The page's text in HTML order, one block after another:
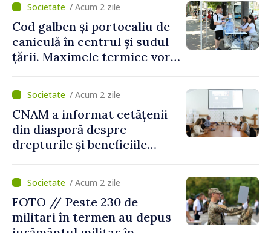
/ Acum 2 zile
Cod galben și portocaliu de
caniculă în centrul și sudul
țării. Maximele termice vor
/ Acum 2 zile
CNAM a informat cetățenii
din diasporă despre
drepturile și beneficiile
/ Acum 2 zile
FOTO // Peste 230 de
militari în termen au depus